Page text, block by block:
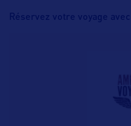
Réservez votre voyage